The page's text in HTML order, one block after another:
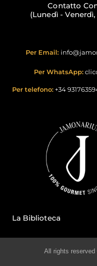
Contatto
(Lunedì - Venerdì,
Per Email:
Per WhatsApp:
Per telefono: +34
La Biblioteca
All rights